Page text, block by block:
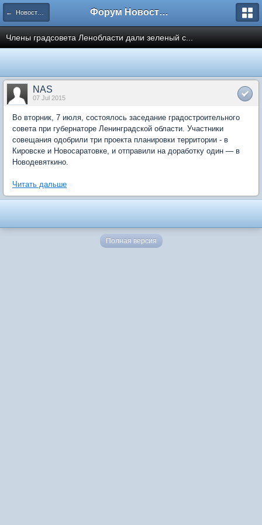
← Новости рынка недвижимости Форум Новостройки
Члены градсовета Ленобласти дали зеленый с...
NAS
07 Jul 2015
Во вторник, 7 июля, состоялось заседание градостроительного
совета при губернаторе Ленинградской области. Участники
совещания одобрили три проекта планировки территории - в
Кировске и Новосаратовке, и отправили на доработку один — в
Новодевяткино.
Читать дальше
Полная версия